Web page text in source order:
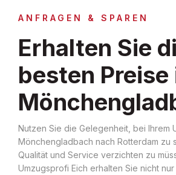
ANFRAGEN & SPAREN
Erhalten Sie
besten Preise
Nutzen Sie die Gelegenheit, bei Ihrem
Mönchengladbach nach Rotterdam zu
Qualität und Service verzichten zu
Umzugsprofi Eich erhalten Sie nicht nur